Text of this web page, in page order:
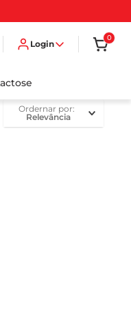
Login
0
ordernar por
Relevância